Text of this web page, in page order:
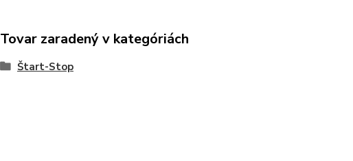
Tovar zaradený v kategóriách
Štart-Stop